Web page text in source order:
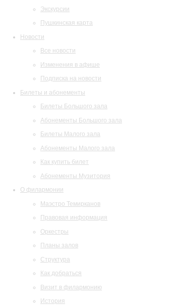
Экскурсии
Пушкинская карта
Новости
Все новости
Изменения в афише
Подписка на новости
Билеты и абонементы
Билеты Большого зала
Абонементы Большого зала
Билеты Малого зала
Абонементы Малого зала
Как купить билет
Абонементы Музитория
О филармонии
Маэстро Темирканов
Правовая информация
Оркестры
Планы залов
Структура
Как добраться
Визит в филармонию
История